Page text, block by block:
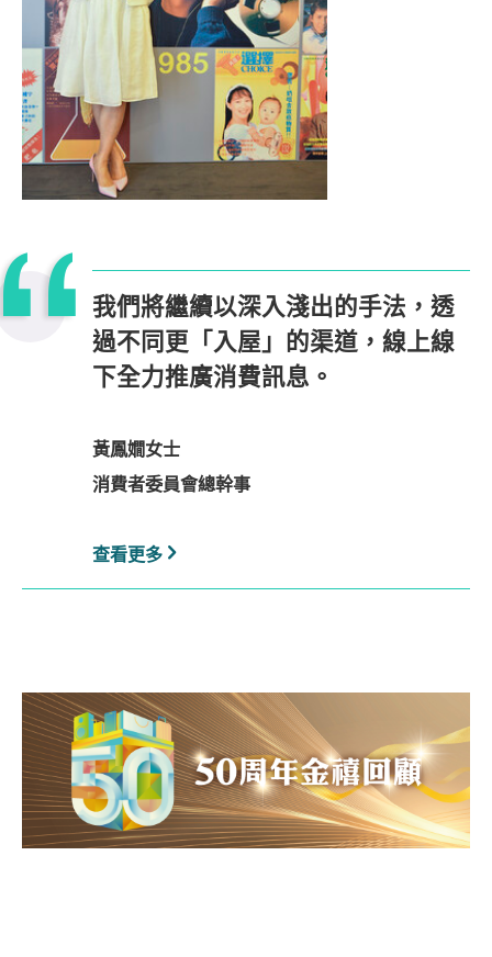
我們將繼續以深入淺出的手法，透
過不同更「入屋」的渠道，線上線
下全力推廣消費訊息。
黃鳳嫺女士
消費者委員會總幹事
查看更多